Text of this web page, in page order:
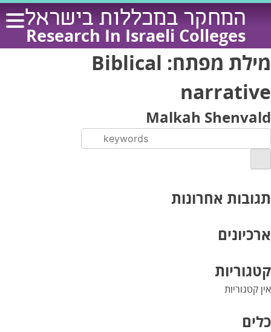
Skip
content
המחקר במכללות בישראל
Research In Israeli Colleges
מילת מפתח: Biblical
narrative
Malkah Shenvald
תגובות אחרונות
ארכיונים
קטגוריות
אין קטגוריות
כלים